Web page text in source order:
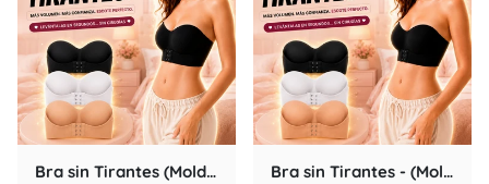
Bra sin Tirantes (Moldeador-Reafirmante-Invisible) Bra sin Tirantes - (Moldeador-Reafirmante-Invisible)